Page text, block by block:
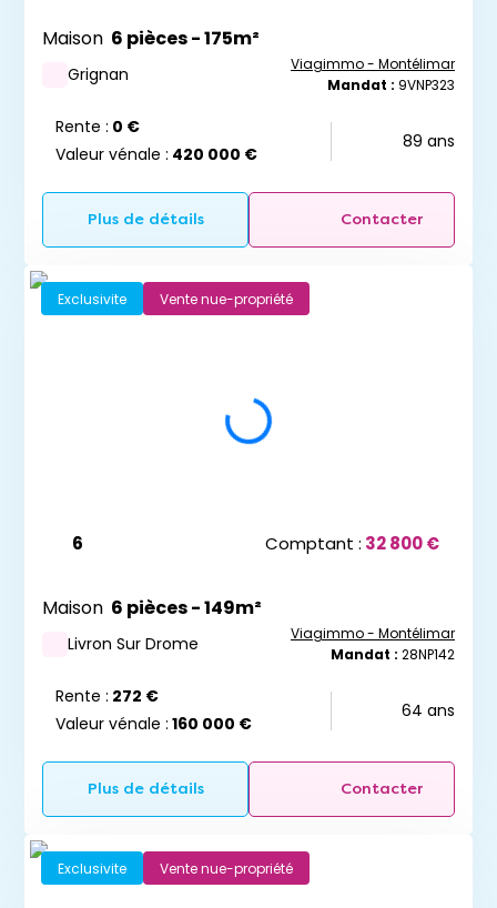
Maison 6 pièces - 175m²
Grignan
Viagimmo - Montélimar
Mandat : 9VNP323
Rente : 0 €
Valeur vénale : 420 000 €
89 ans
Plus de détails Contacter
Exclusivite Vente nue-propriété
6 Comptant : 32 800 €
Maison 6 pièces - 149m²
Livron Sur Drome
Viagimmo - Montélimar
Mandat : 28NP142
Rente : 272 €
Valeur vénale : 160 000 €
64 ans
Plus de détails Contacter
Exclusivite Vente nue-propriété
Ne manquez aucun bien
recherche